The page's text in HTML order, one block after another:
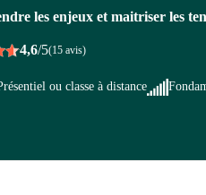
les enjeux et maitriser les
4,6/5(15 avis)
ou classe à distance